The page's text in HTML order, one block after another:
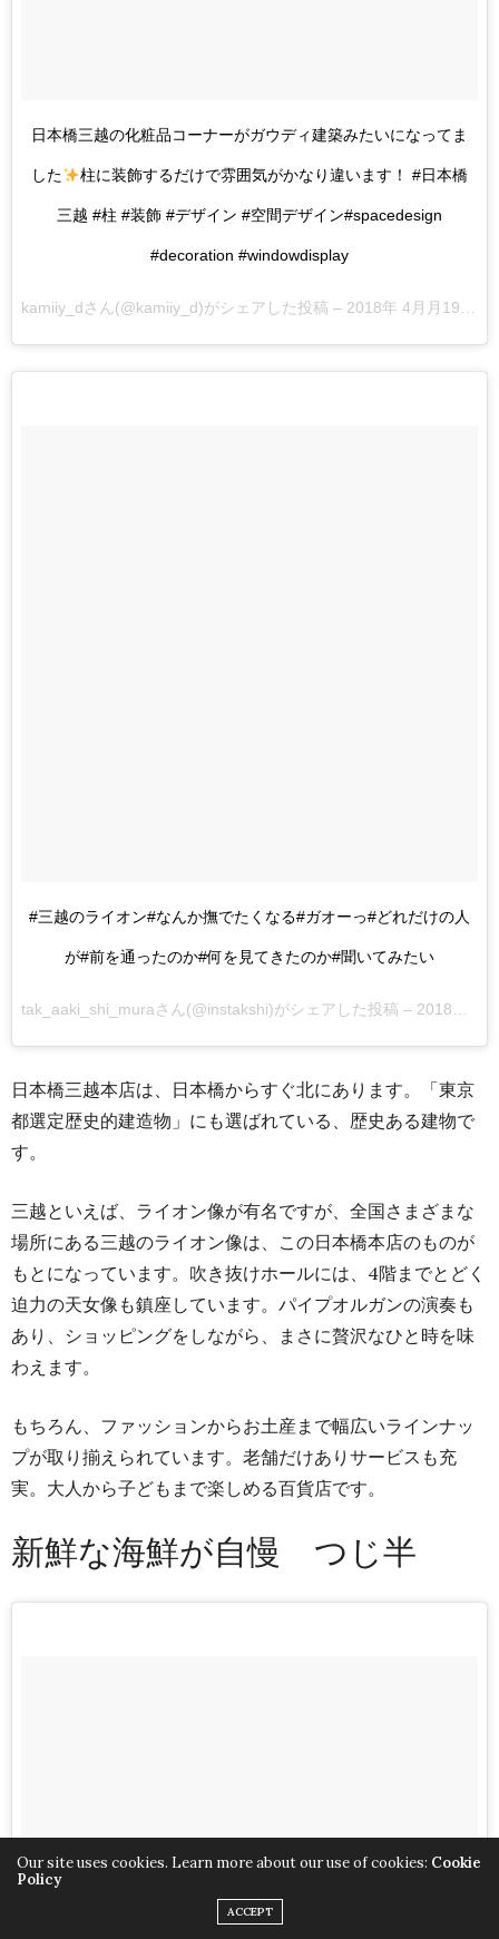
日本橋三越の化粧品コーナーがガウディ建築みたいになってま
した 柱に装飾するだけで雰囲気がかなり違います！ #日本橋
三越 #柱 #装飾 #デザイン #空間デザイン#spacedesign
#decoration #windowdisplay
kamiiy_dさん(@kamiiy_d)がシェアした投稿 – 2018年 4月月19日午前7時28分PDT
#三越のライオン#なんか撫でたくなる#ガオーっ#どれだけの人
が#前を通ったのか#何を見てきたのか#聞いてみたい
tak_aaki_shi_muraさん(@instakshi)がシェアした投稿 – 2018年 4月月19日午後1時39分PDT
日本橋三越本店は、日本橋からすぐ北にあります。「東京
都選定歴史的建造物」にも選ばれている、歴史ある建物で
す。
三越といえば、ライオン像が有名ですが、全国さまざまな
場所にある三越のライオン像は、この日本橋本店のものが
もとになっています。吹き抜けホールには、4階までとどく
迫力の天女像も鎮座しています。パイプオルガンの演奏も
あり、ショッピングをしながら、まさに贅沢なひと時を味
わえます。
もちろん、ファッションからお土産まで幅広いラインナッ
プが取り揃えられています。老舗だけありサービスも充
実。大人から子どもまで楽しめる百貨店です。
新鮮な海鮮が自慢 つじ半
Our site uses cookies. Learn more about our use of cookies: Cookie
Policy
ACCEPT